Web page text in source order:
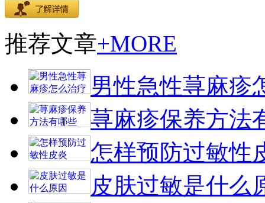
推荐文章+MORE
男性急性荨麻疹
荨麻疹保养方法
怎样预防过敏性
皮肤过敏是什么